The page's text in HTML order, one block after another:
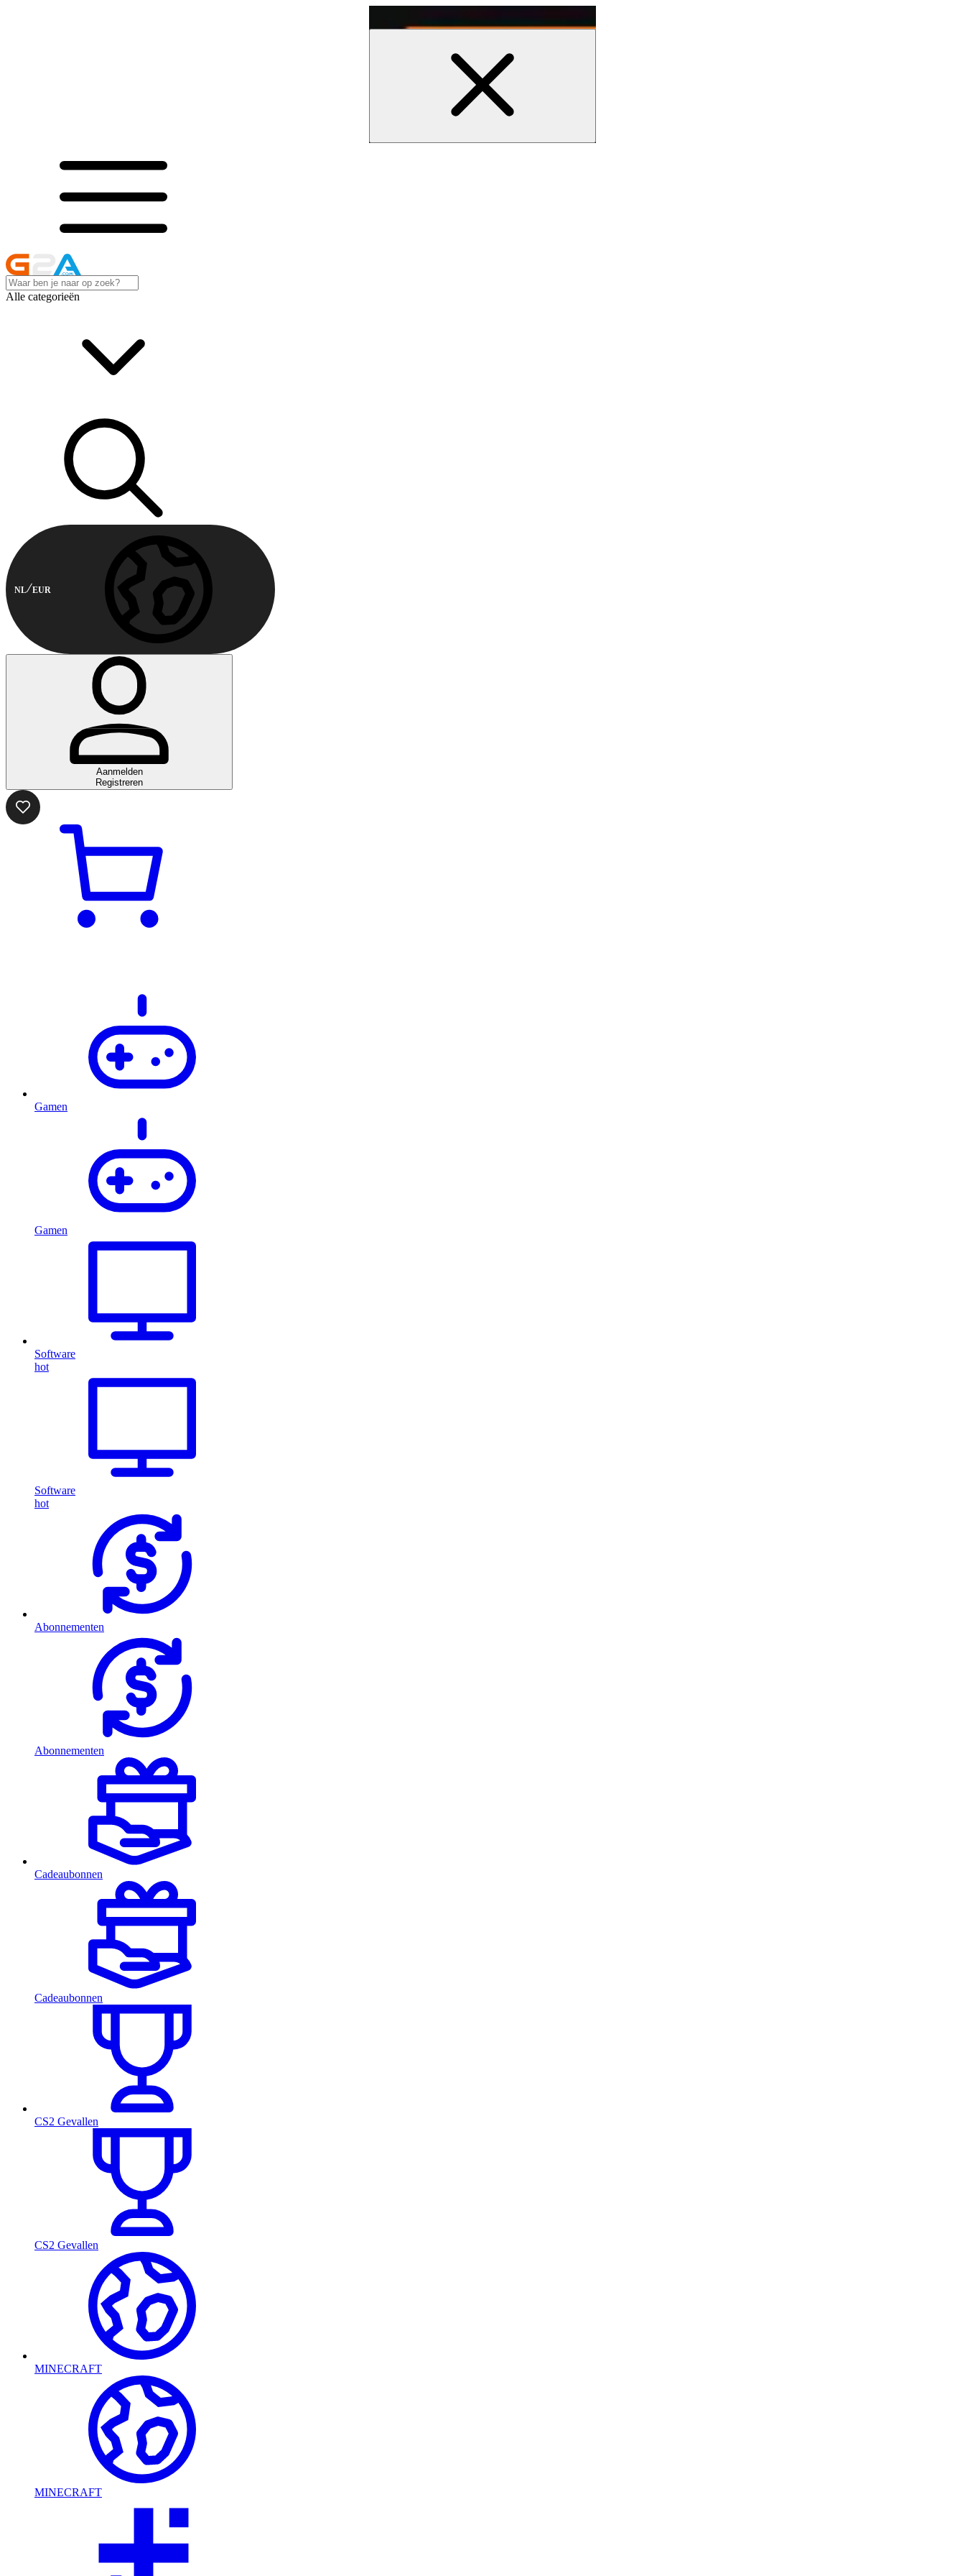
Alle categorieën
NL EUR
Aanmelden
Registreren
Gamen
Gamen
Software
hot
Software
hot
Abonnementen
Abonnementen
Cadeaubonnen
Cadeaubonnen
CS2 Gevallen
CS2 Gevallen
MINECRAFT
MINECRAFT